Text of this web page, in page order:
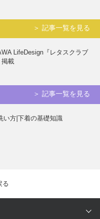
＞ 記事一覧を見る
LifeDesign『レタスクラブ
掲載
＞ 記事一覧を見る
い方|下着の基礎知識
る